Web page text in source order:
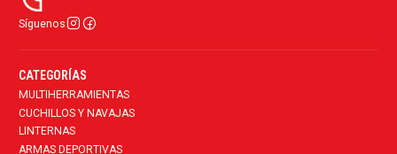
Síguenos
CATEGORÍAS
MULTIHERRAMIENTAS
CUCHILLOS Y NAVAJAS
LINTERNAS
ARMAS DEPORTIVAS